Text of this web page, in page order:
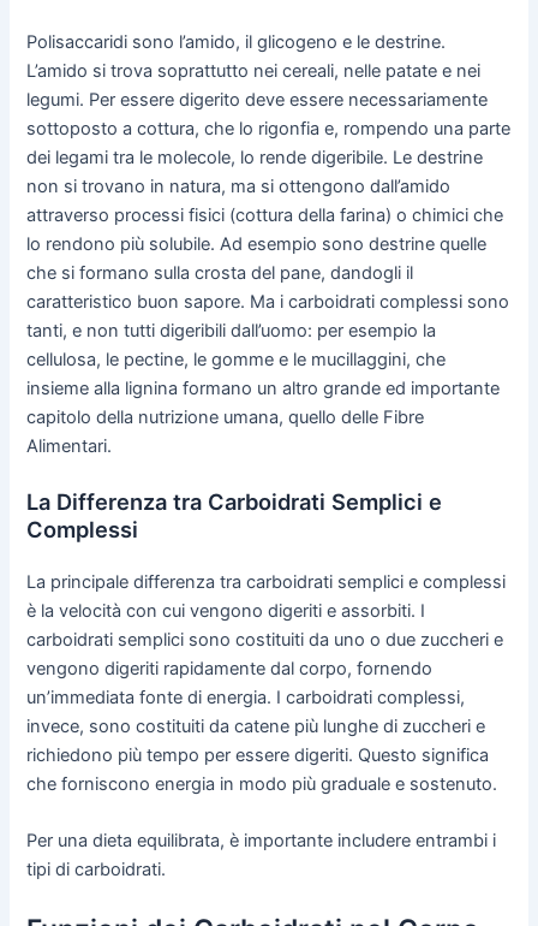
Polisaccaridi sono l’amido, il glicogeno e le destrine.
L’amido si trova soprattutto nei cereali, nelle patate e nei
legumi. Per essere digerito deve essere necessariamente
sottoposto a cottura, che lo rigonfia e, rompendo una parte
dei legami tra le molecole, lo rende digeribile. Le destrine
non si trovano in natura, ma si ottengono dall’amido
attraverso processi fisici (cottura della farina) o chimici che
lo rendono più solubile. Ad esempio sono destrine quelle
che si formano sulla crosta del pane, dandogli il
caratteristico buon sapore. Ma i carboidrati complessi sono
tanti, e non tutti digeribili dall’uomo: per esempio la
cellulosa, le pectine, le gomme e le mucillaggini, che
insieme alla lignina formano un altro grande ed importante
capitolo della nutrizione umana, quello delle Fibre
Alimentari.
La Differenza tra Carboidrati Semplici e
Complessi
La principale differenza tra carboidrati semplici e complessi
è la velocità con cui vengono digeriti e assorbiti. I
carboidrati semplici sono costituiti da uno o due zuccheri e
vengono digeriti rapidamente dal corpo, fornendo
un’immediata fonte di energia. I carboidrati complessi,
invece, sono costituiti da catene più lunghe di zuccheri e
richiedono più tempo per essere digeriti. Questo significa
che forniscono energia in modo più graduale e sostenuto.
Per una dieta equilibrata, è importante includere entrambi i
tipi di carboidrati.